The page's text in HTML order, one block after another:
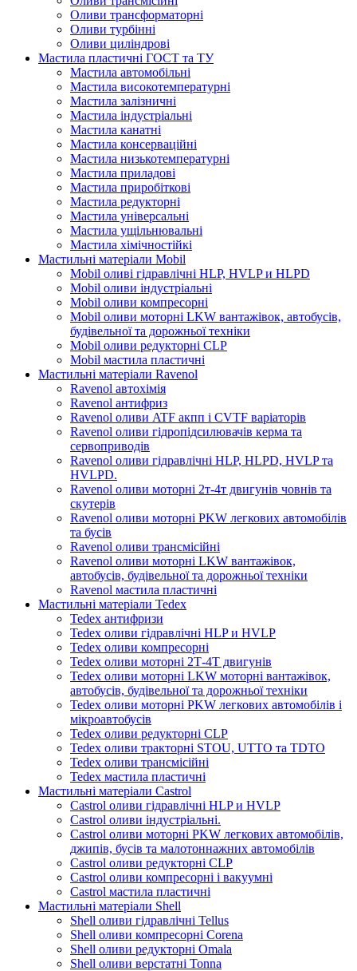
Оливи трансформаторні
Оливи турбінні
Оливи циліндрові
Мастила пластичні ГОСТ та ТУ
Мастила автомобільні
Мастила високотемпературні
Мастила залізничні
Мастила індустріальні
Мастила канатні
Мастила консерваційні
Мастила низькотемпературні
Мастила приладові
Мастила приробіткові
Мастила редукторні
Мастила універсальні
Мастила ущільнювальні
Мастила хімічностійкі
Мастильні матеріали Mobil
Mobil оливі гідравлічні HLP, HVLP и HLPD
Mobil оливи індустріальні
Mobil оливи компресорні
Mobil оливи моторні LKW вантажівок, автобусів,
будівельної та дорожньої техніки
Mobil оливи редукторні CLP
Mobil мастила пластичні
Мастильні матеріали Ravenol
Ravenol автохімія
Ravenol антифриз
Ravenol оливи ATF акпп і CVTF варіаторів
Ravenol оливи гідропідсилювачів керма та
сервоприводів
Ravenol оливи гідравлічні HLP, HLPD, HVLP та
HVLPD.
Ravenol оливи моторні 2т-4т двигунів човнів та
скутерів
Ravenol оливи моторні PKW легкових автомобілів
та бусів
Ravenol оливи трансмісійні
Ravenol оливи моторні LKW вантажівок,
автобусів, будівельної та дорожньої техніки
Ravenol мастила пластичні
Мастильні матеріали Tedex
Tedex антифризи
Tedex оливи гідравлічні HLP и HVLP
Tedex оливи компресорні
Tedex оливи моторні 2Т-4Т двигунів
Tedex оливи моторні LKW моторні вантажівок,
автобусів, будівельної та дорожньої техніки
Tedex оливи моторні PKW легкових автомобілів і
мікроавтобусів
Tedex оливи редукторні CLP
Tedex оливи тракторні STOU, UTTO та TDTO
Tedex оливи трансмісійні
Tedex мастила пластичні
Мастильні матеріали Castrol
Castrol оливи гідравлічні HLP и HVLP
Castrol оливи індустріальні.
Castrol оливи моторні PKW легкових автомобілів,
джипів, бусів та малотоннажних автомобілів
Castrol оливи редукторні CLP
Castrol оливи компресорні і вакуумні
Castrol мастила пластичні
Мастильні матеріали Shell
Shell оливи гідравлічні Tellus
Shell оливи компресорні Corena
Shell оливи редукторні Omala
Shell оливи верстатні Tonna